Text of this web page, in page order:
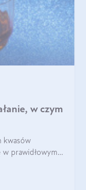
w czym
kwasów
w prawidłowym